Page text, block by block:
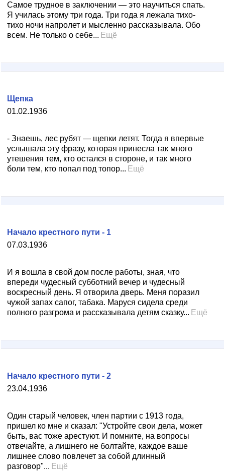
Самое трудное в заключении — это научиться спать.
Я училась этому три года. Три года я лежала тихо-
тихо ночи напролет и мысленно рассказывала. Обо
всем. Не только о себе... Ещё
01.02.1936
Щепка
- Знаешь, лес рубят — щепки летят. Тогда я впервые
услышала эту фразу, которая принесла так много
утешения тем, кто остался в стороне, и так много
боли тем, кто попал под топор... Ещё
07.03.1936
Начало крестного пути - 1
И я вошла в свой дом после работы, зная, что
впереди чудесный субботний вечер и чудесный
воскресный день. Я отворила дверь. Меня поразил
чужой запах сапог, табака. Маруся сидела среди
полного разгрома и рассказывала детям сказку... Ещё
23.04.1936
Начало крестного пути - 2
Один старый человек, член партии с 1913 года,
пришел ко мне и сказал: "Устройте свои дела, может
быть, вас тоже арестуют. И помните, на вопросы
отвечайте, а лишнего не болтайте, каждое ваше
лишнее слово повлечет за собой длинный
разговор"... Ещё